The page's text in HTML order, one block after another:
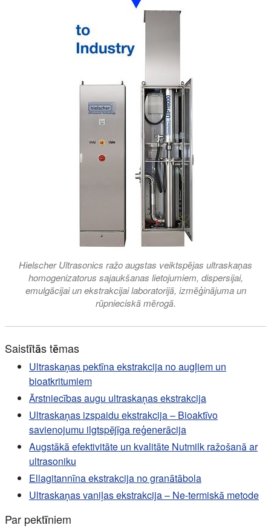
Hielscher Ultrasonics ražo augstas veiktspējas ultraskaņas
homogenizatorus sajaukšanas lietojumiem, dispersijai,
emulgācijai un ekstrakcijai laboratorijā, izmēģinājuma un
rūpnieciskā mērogā.
Saistītās tēmas
Ultraskaņas pektīna ekstrakcija no augļiem un
bioatkritumiem
Ārstniecības augu ultraskaņas ekstrakcija
Ultraskaņas izspaidu ekstrakcija – Bioaktīvo
savienojumu ilgtspējīga reģenerācija
Augstākā efektivitāte un kvalitāte Nutmilk ražošanā ar
ultrasoniku
Ellagitannīna ekstrakcija no granātābola
Ultraskaņas vaniļas ekstrakcija – Ne-termiskā metode
Par pektīniem